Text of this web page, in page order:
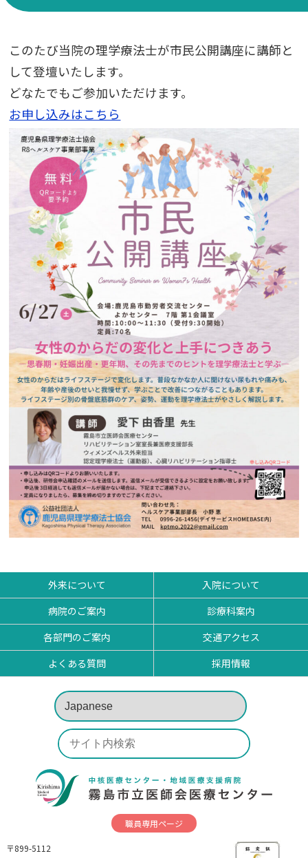
このたび当院の理学療法士が市民公開講座に講師と
して登壇いたし ます。
どなたでもご参加いただけます。
お申し込みはこちら
外来について
入院について
病院のご案内
診療科案内
各部門のご案内
交通アクセス
よくある質問
採用情報
職員専用ページ
〒899-5112